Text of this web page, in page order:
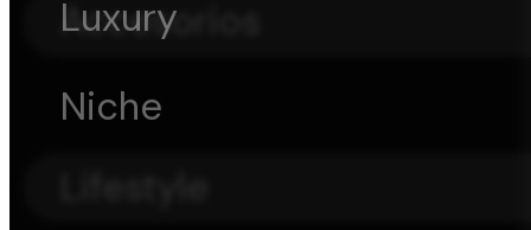
Accesorios
Luxury
Niche